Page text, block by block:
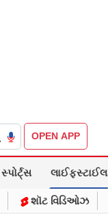
OPEN APP
સ્પોર્ટ્સ લાઈફસ્ટાઈલ
શૉટ વિડિઓઝ